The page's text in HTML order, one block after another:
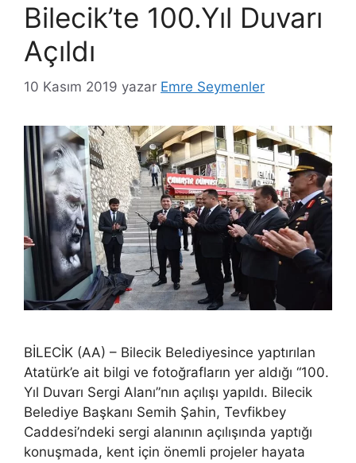
Bilecik’te 100.Yıl Duvarı
Açıldı
10 Kasım 2019 yazar Emre Seymenler
BİLECİK (AA) – Bilecik Belediyesince yaptırılan
Atatürk’e ait bilgi ve fotoğrafların yer aldığı “100.
Yıl Duvarı Sergi Alanı”nın açılışı yapıldı. Bilecik
Belediye Başkanı Semih Şahin, Tevfikbey
Caddesi’ndeki sergi alanının açılışında yaptığı
konuşmada, kent için önemli projeler hayata